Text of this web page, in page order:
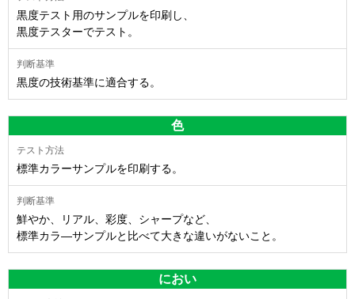
黒度テスト用のサンプルを印刷し、
黒度テスターでテスト。
黒度の技術基準に適合する。
色
標準カラーサンプルを印刷する。
鮮やか、リアル、彩度、シャープなど、
標準カラ―サンプルと比べて大きな違いがないこと。
におい